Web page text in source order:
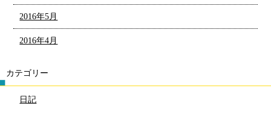
2016年5月
2016年4月
カテゴリー
日記